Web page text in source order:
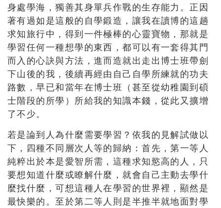
身處學海，獨善其身單兵作戰的生存能力。正因
著有過如是這般的自學鍛造，讓我在讀博的這趟
求知旅行中，得到一件極棒的心靈寶物，那就是
學習任何一種想學的東西，都可以有一套得其門
而入的心訣與方法，進而造就出走出博士班帶劍
下山後的我，後續再經由自己自學所練就的功夫
路數，早已和當年在博士班（甚至從幼稚園到碩
士階段的所學）所給我的知識本錢，從此又擴增
了不少。
若是論到人為什麼需要學習？依我的見解試做以
下，四種不同層次人等的歸納：首先，第一等人
純粹出於本是愛智所需，這種求知慾高的人，只
要想知道什麼或瞭解什麼，就會自己主動去學什
麼找什麼，可想這種人在學習的世界裡，顯然是
最快樂的。至於第二等人則是半推半就地面對學